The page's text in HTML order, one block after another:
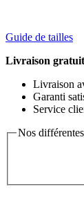
Guide de tailles
Livraison
Livraison
Garanti
Service
Nos